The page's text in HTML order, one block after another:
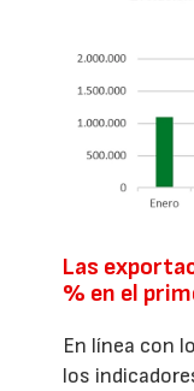
Las
% en el
En línea con
los